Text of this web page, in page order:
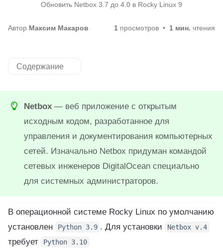
Обновить Netbox 3.7 до 4.0 в Rocky Linux 9
Автор Максим Макаров 1 просмотров 1 мин. чтения
Содержание
Netbox — веб приложение с открытым
исходным кодом, разработанное для
управления и документирования компьютерных
сетей. Изначально Netbox придуман командой
сетевых инженеров DigitalOcean специально
для системных администраторов.
В операционной системе Rocky Linux по умолчанию
установлен
Python 3.9 . Для установки Netbox v.4
требует Python 3.10